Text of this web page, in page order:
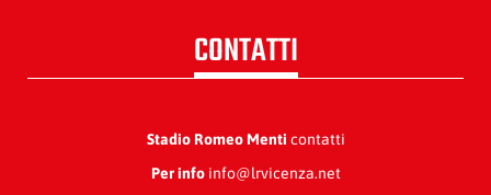
CONTATTI
Stadio Romeo Menti contatti
Per infoinfo@lrvicenza.net